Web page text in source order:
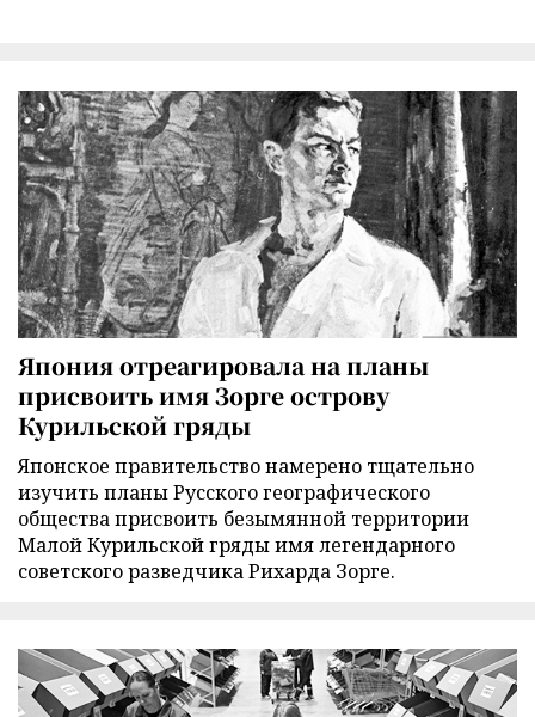
Япония отреагировала на планы
присвоить имя Зорге острову
Курильской гряды
Японское правительство намерено тщательно
изучить планы Русского географического
общества присвоить безымянной территории
Малой Курильской гряды имя легендарного
советского разведчика Рихарда Зорге.